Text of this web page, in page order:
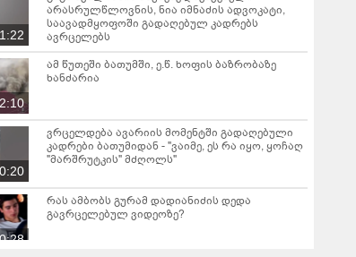
არასრულწლოვნის, ნია იმნაძის ადვოკატი,
საავადმყოფოში გადაღებულ კადრებს
ავრცელებს
ამ წუთეში ბათუმში, ე.წ. ხოფის ბაზრობაზე
ხანძარია
ვრცელდება ავარიის მომენტში გადაღებული
კადრები ბათუმიდან - "ვაიმე, ეს რა იყო, ყოჩაღ
"მარშრუტკის" მძღოლს"
რას ამბობს გურამ დადიანიძის დედა
გავრცელებულ ვიდეოზე?